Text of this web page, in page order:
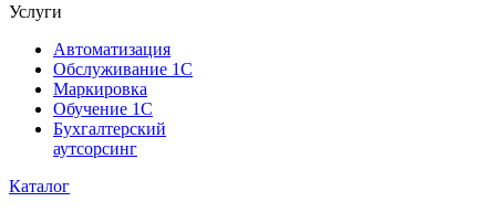
Услуги
Автоматизация
Обслуживание 1С
Маркировка
Обучение 1С
Бухгалтерский
аутсорсинг
Каталог